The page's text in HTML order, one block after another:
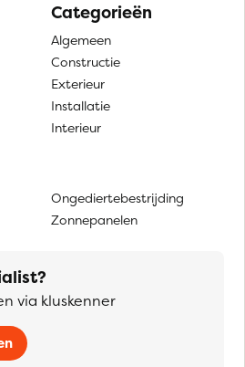
Categorieën
Algemeen
Constructie
Exterieur
Installatie
Interieur
Ongediertebestrijding
Zonnepanelen
via kluskenner